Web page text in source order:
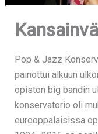
Pop & Jazz
painottui alkuun
opiston big bandin
konservatorio oli
eurooppalaisissa